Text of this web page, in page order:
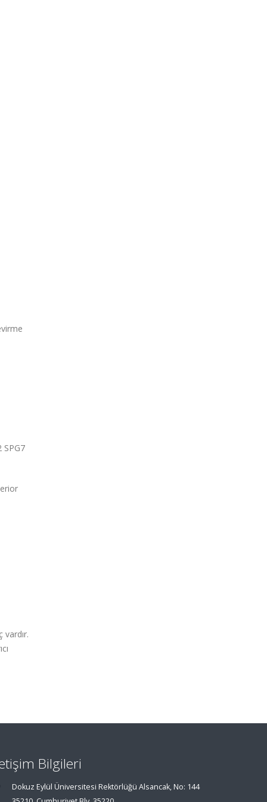
SPG7
Bilgileri
Dokuz Eylül Üniversitesi Rektörlüğü Alsancak, No: 144